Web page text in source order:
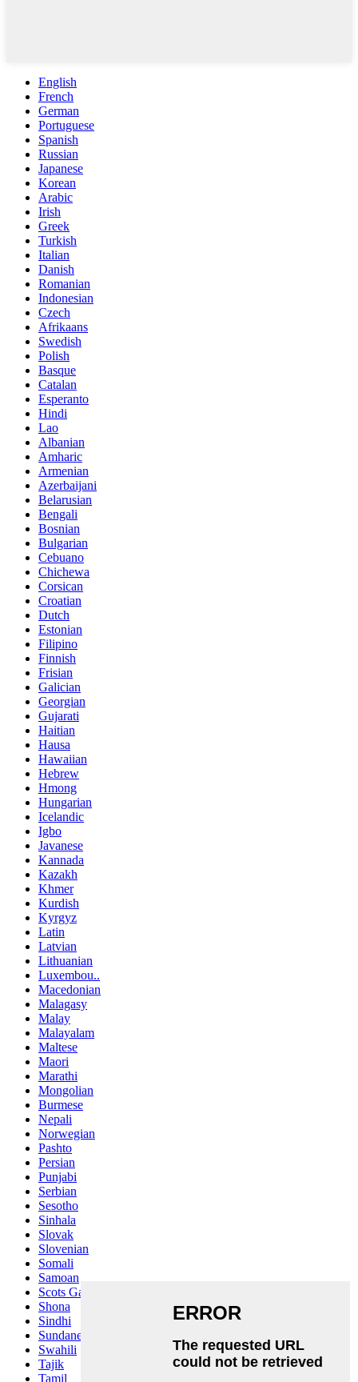
English
French
German
Portuguese
Spanish
Russian
Japanese
Korean
Arabic
Irish
Greek
Turkish
Italian
Danish
Romanian
Indonesian
Czech
Afrikaans
Swedish
Polish
Basque
Catalan
Esperanto
Hindi
Lao
Albanian
Amharic
Armenian
Azerbaijani
Belarusian
Bengali
Bosnian
Bulgarian
Cebuano
Chichewa
Corsican
Croatian
Dutch
Estonian
Filipino
Finnish
Frisian
Galician
Georgian
Gujarati
Haitian
Hausa
Hawaiian
Hebrew
Hmong
Hungarian
Icelandic
Igbo
Javanese
Kannada
Kazakh
Khmer
Kurdish
Kyrgyz
Latin
Latvian
Lithuanian
Luxembou..
Macedonian
Malagasy
Malay
Malayalam
Maltese
Maori
Marathi
Mongolian
Burmese
Nepali
Norwegian
Pashto
Persian
Punjabi
Serbian
Sesotho
Sinhala
Slovak
Slovenian
Somali
Samoan
Scots Gaelic
Shona
Sindhi
Sundanese
Swahili
Tajik
Tamil